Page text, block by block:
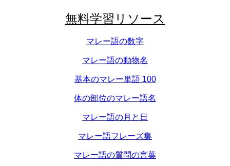
無料学習リソース
マレー語の数字
マレー語の動物名
基本のマレー単語 100
体の部位のマレー語名
マレー語の月と日
マレー語フレーズ集
マレー語の質問の言葉